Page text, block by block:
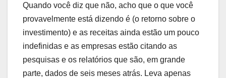
Quando você diz que não, acho que o que você
provavelmente está dizendo é (o retorno sobre o
investimento) e as receitas ainda estão um pouco
indefinidas e as empresas estão citando as
pesquisas e os relatórios que são, em grande
parte, dados de seis meses atrás. Leva apenas